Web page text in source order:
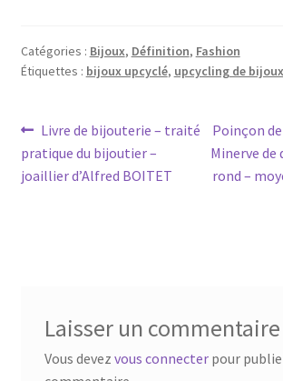
Catégories : Bijoux, Définition, Fashion
Étiquettes : bijoux upcyclé, upcycling de bijoux
Livre de bijouterie – traité
pratique du bijoutier –
joaillier d’Alfred BOITET
Poinçon
Minerve de
rond –
Laisser un commentaire
Vous devez vous connecterpour